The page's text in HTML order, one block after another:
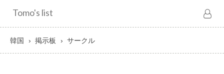
Tomo's list
韓国 掲示板 サークル